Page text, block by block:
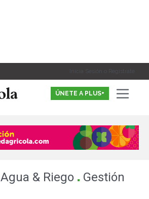
Inicia Sesión o Registrate
ÚNETE A PLUS+
Agua & Riego . Gestión